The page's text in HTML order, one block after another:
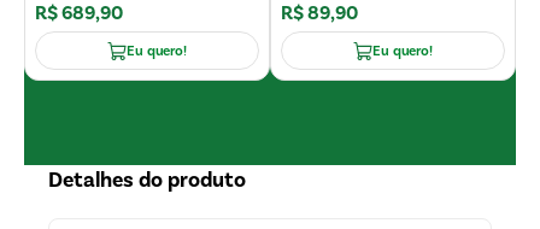
R$689,90
Eu quero!
R$89,90
Eu quero!
Detalhes do produto